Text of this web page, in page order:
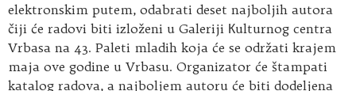
elektronskim putem, odabrati deset najboljih autora
čiji će radovi biti izloženi u Galeriji Кulturnog centra
Vrbasa na 43. Paleti mladih koja će se održati krajem
maja ove godine u Vrbasu. Organizator će štampati
katalog radova, a najboljem autoru će biti dodeljena